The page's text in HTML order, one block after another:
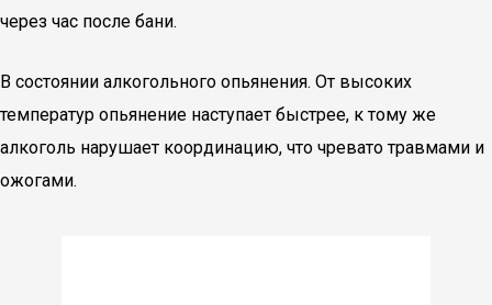
через час после бани.
В состоянии алкогольного опьянения. От высоких
температур опьянение наступает быстрее, к тому же
алкоголь нарушает координацию, что чревато травмами и
ожогами.